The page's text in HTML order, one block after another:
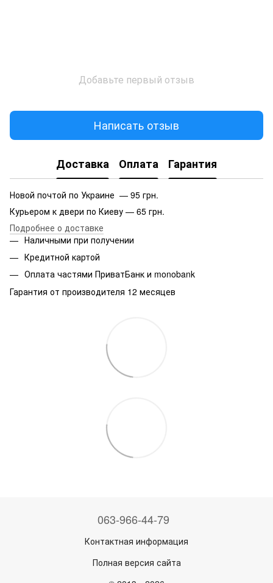
Добавьте первый отзыв
Написать отзыв
Доставка Оплата Гарантия
Новой почтой по Украине — 95 грн.
Курьером к двери по Киеву — 65 грн.
Подробнее о доставке
Наличными при получении
Кредитной картой
Оплата частями ПриватБанк и monobank
Гарантия от производителя 12 месяцев
063-966-44-79
Контактная информация
Полная версия сайта